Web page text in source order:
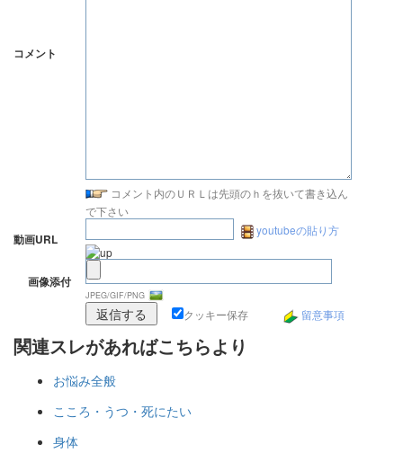
コメント
コメント内のＵＲＬは先頭のｈを抜いて書き込ん
で下さい
動画URL
youtubeの貼り方
画像添付
JPEG/GIF/PNG
クッキー保存 留意事項
関連スレがあればこちらより
お悩み全般
こころ・うつ・死にたい
身体